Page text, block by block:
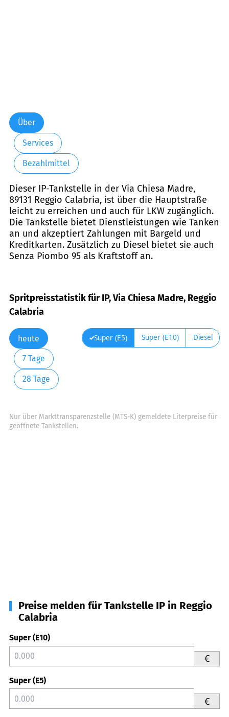
Über
Services
Bezahlmittel
Dieser IP-Tankstelle in der Via Chiesa Madre,
89131 Reggio Calabria, ist über die Hauptstraße
leicht zu erreichen und auch für LKW zugänglich.
Die Tankstelle bietet Dienstleistungen wie Tanken
an und akzeptiert Zahlungen mit Bargeld und
Kreditkarten. Zusätzlich zu Diesel bietet sie auch
Senza Piombo 95 als Kraftstoff an.
Spritpreisstatistik für IP, Via Chiesa Madre, Reggio
Calabria
heute
7 Tage
28 Tage
Super (E5) Super (E10) Diesel
Nur über Markttransparenzstelle (MTS-K) gemeldete Literpreise für
geöffnete Tankstellen.
Preise melden für Tankstelle IP in Reggio
Calabria
Super (E10)
€
Super (E5)
€